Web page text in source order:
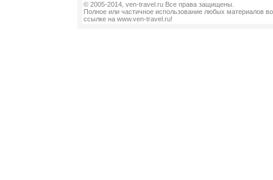
© 2005-2014, ven-travel.ru Все права защищены.
Полное или частичное использование любых материалов
ссылке на www.ven-travel.ru!